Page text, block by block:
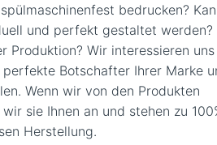
bedrucken?
und perfekt gestaltet werden?
Produktion? Wir interessieren
Botschafter Ihrer Marke
Wenn wir von den Produkten
sie Ihnen an und stehen zu
Herstellung.